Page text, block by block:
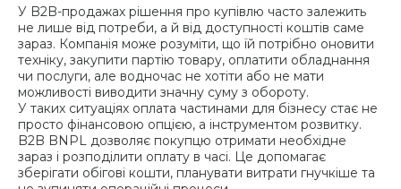
У B2B-продажах рішення про купівлю часто залежить
не лише від потреби, а й від доступності коштів саме
зараз. Компанія може розуміти, що їй потрібно оновити
техніку, закупити партію товару, оплатити обладнання
чи послуги, але водночас не хотіти або не мати
можливості виводити значну суму з обороту.
У таких ситуаціях оплата частинами для бізнесу стає не
просто фінансовою опцією, а інструментом розвитку.
B2B BNPL дозволяє покупцю отримати необхідне
зараз і розподілити оплату в часі. Це допомагає
зберігати обігові кошти, планувати витрати гнучкіше та